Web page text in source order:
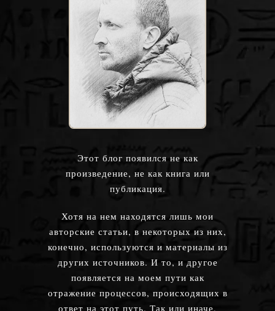
Этот блог появился не как
произведение, не как книга или
публикация.
Хотя на нем находятся лишь мои
авторские статьи, в некоторых из них,
конечно, используются и материалы из
других источников. И то, и другое
появляется на моем пути как
отражение процессов, происходящих в
ответ на этот путь. Так или иначе,